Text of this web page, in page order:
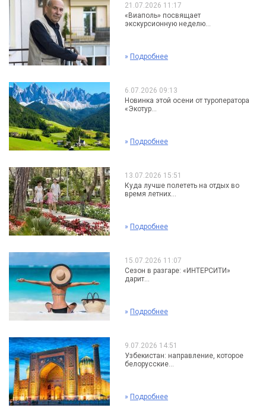
21.07.2026 11:17
«Виаполь» посвящает
экскурсионную неделю...
» Подробнее
6.07.2026 09:13
Новинка этой осени от туроператора
«Экотур...
» Подробнее
13.07.2026 15:51
Куда лучше полететь на отдых во
время летних...
» Подробнее
15.07.2026 11:07
Сезон в разгаре: «ИНТЕРСИТИ»
дарит...
» Подробнее
9.07.2026 14:51
Узбекистан: направление, которое
белорусские...
» Подробнее